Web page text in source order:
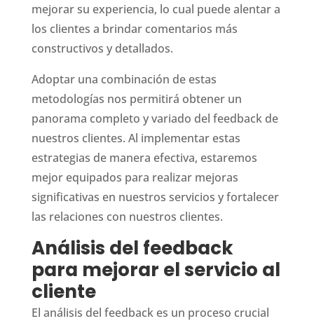
mejorar su experiencia, lo cual puede alentar a
los clientes a brindar comentarios más
constructivos y detallados.
Adoptar una combinación de estas
metodologías nos permitirá obtener un
panorama completo y variado del feedback de
nuestros clientes. Al implementar estas
estrategias de manera efectiva, estaremos
mejor equipados para realizar mejoras
significativas en nuestros servicios y fortalecer
las relaciones con nuestros clientes.
Análisis del feedback
para mejorar el servicio al
cliente
El análisis del feedback es un proceso crucial